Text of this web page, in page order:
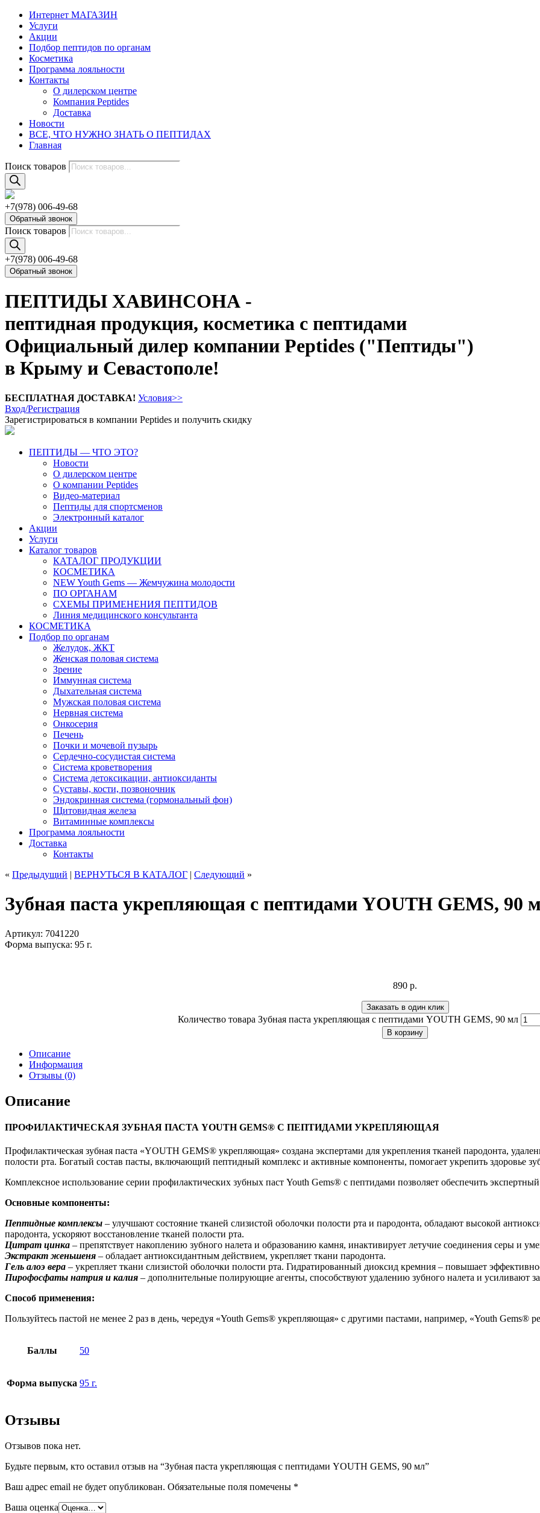
Интернет МАГАЗИН
Услуги
Акции
Подбор пептидов по органам
Косметика
Программа лояльности
Контакты
О дилерском центре
Компания Peptides
Доставка
Новости
ВСЕ, ЧТО НУЖНО ЗНАТЬ О ПЕПТИДАХ
Главная
Поиск товаров
+7(978) 006-49-68
Обратный звонок
Поиск товаров
+7(978) 006-49-68
Обратный звонок
ПЕПТИДЫ ХАВИНСОНА -
пептидная продукция, косметика с пептидами
Официальный дилер компании Peptides ("Пептиды")
в Крыму и Севастополе!
БЕСПЛАТНАЯ ДОСТАВКА! Условия>>
Вход/Регистрация
Зарегистрироваться в компании Peptides и получить скидку
ПЕПТИДЫ — ЧТО ЭТО?
Новости
О дилерском центре
О компании Peptides
Видео-материал
Пептиды для спортсменов
Электронный каталог
Акции
Услуги
Каталог товаров
КАТАЛОГ ПРОДУКЦИИ
КОСМЕТИКА
NEW Youth Gems — Жемчужина молодости
ПО ОРГАНАМ
СХЕМЫ ПРИМЕНЕНИЯ ПЕПТИДОВ
Линия медицинского консультанта
КОСМЕТИКА
Подбор по органам
Желудок, ЖКТ
Женская половая система
Зрение
Иммунная система
Дыхательная система
Мужская половая система
Нервная система
Онкосерия
Печень
Почки и мочевой пузырь
Сердечно-сосудистая система
Система кроветворения
Система детоксикации, антиоксиданты
Суставы, кости, позвоночник
Эндокринная система (гормональный фон)
Щитовидная железа
Витаминные комплексы
Программа лояльности
Доставка
Контакты
« Предыдущий | ВЕРНУТЬСЯ В КАТАЛОГ | Следующий »
Зубная паста укрепляющая с пептидами YOUTH GEMS, 90
Артикул: 7041220
Форма выпуска: 95 г.
890 р.
Заказать в один клик
Количество товара Зубная паста укрепляющая с пептидами YOUTH GEMS, 90 мл
В корзину
Описание
Информация
Отзывы (0)
Описание
ПРОФИЛАКТИЧЕСКАЯ ЗУБНАЯ ПАСТА YOUTH GEMS® С ПЕПТИДАМИ УКРЕПЛЯЮЩАЯ
Профилактическая зубная паста «YOUTH GEMS® укрепляющая» создана экспертами для укрепления тканей пародонта,
полости рта. Богатый состав пасты, включающий пептидный комплекс и активные компоненты, помогает укрепить здоровье
Комплексное использование серии профилактических зубных паст Youth Gems® с пептидами позволяет обеспечить
Основные компоненты:
Пептидные комплексы – улучшают состояние тканей слизистой оболочки полости рта и пародонта, обладают высокой
пародонта, ускоряют восстановление тканей полости рта.
Цитрат цинка – препятствует накоплению зубного налета и образованию камня, инактивирует летучие соединения серы и
Экстракт женьшеня – обладает антиоксидантным действием, укрепляет ткани пародонта.
Гель алоэ вера – укрепляет ткани слизистой оболочки полости рта. Гидратированный диоксид кремния – повышает
Пирофосфаты натрия и калия – дополнительные полирующие агенты, способствуют удалению зубного налета и усиливают
Способ применения:
Пользуйтесь пастой не менее 2 раз в день, чередуя «Youth Gems® укрепляющая» с другими пастами, например, «Youth Gems®
Баллы 50
Форма выпуска 95 г.
Отзывы
Отзывов пока нет.
Будьте первым, кто оставил отзыв на “Зубная паста укрепляющая с пептидами YOUTH GEMS, 90 мл”
Ваш адрес email не будет опубликован. Обязательные поля помечены *
Ваша оценка